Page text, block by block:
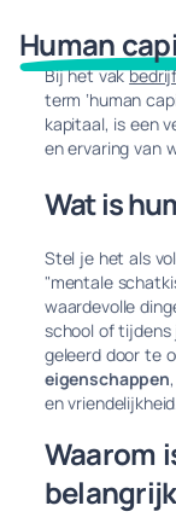
Human
Bij het vak
term ‘human
kapitaal, is een
en ervaring van
Wat is
Stel je het als
"mentale
waardevolle
school of
geleerd door te
eigenschappen
en
Waarom